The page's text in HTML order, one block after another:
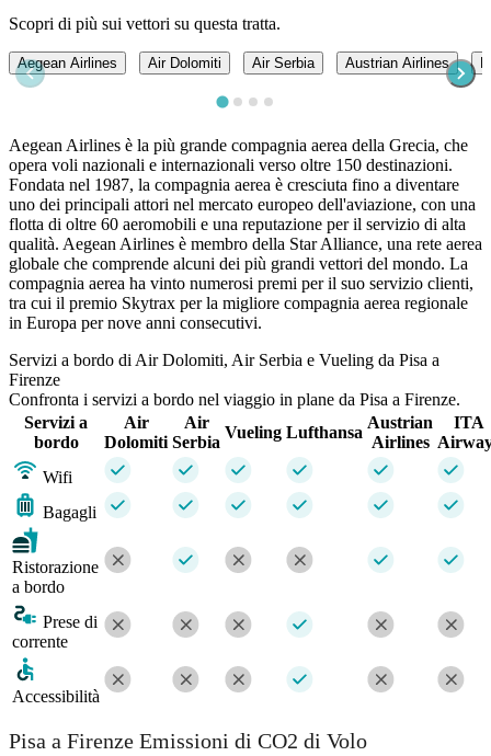
Scopri di più sui vettori su questa tratta.
Aegean Airlines Air Dolomiti Air Serbia Austrian Airlines
Aegean Airlines è la più grande compagnia aerea della Grecia, che
opera voli nazionali e internazionali verso oltre 150 destinazioni.
Fondata nel 1987, la compagnia aerea è cresciuta fino a diventare
uno dei principali attori nel mercato europeo dell'aviazione, con una
flotta di oltre 60 aeromobili e una reputazione per il servizio di alta
qualità. Aegean Airlines è membro della Star Alliance, una rete aerea
globale che comprende alcuni dei più grandi vettori del mondo. La
compagnia aerea ha vinto numerosi premi per il suo servizio clienti,
tra cui il premio Skytrax per la migliore compagnia aerea regionale
in Europa per nove anni consecutivi.
Servizi a bordo di Air Dolomiti, Air Serbia e Vueling da Pisa a
Firenze
Confronta i servizi a bordo nel viaggio in plane da Pisa a Firenze.
Servizi a
bordo
Air
Dolomiti
Air
Serbia
Vueling Lufthansa
Austrian
Airlines
ITA
Wifi
Bagagli
Ristorazione
a bordo
Prese di
corrente
Accessibilità
Pisa a Firenze Emissioni di CO2 di Volo